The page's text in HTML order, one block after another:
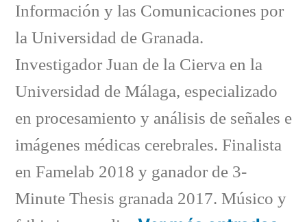
Información y las Comunicaciones por
la Universidad de Granada.
Investigador Juan de la Cierva en la
Universidad de Málaga, especializado
en procesamiento y análisis de señales e
imágenes médicas cerebrales. Finalista
en Famelab 2018 y ganador de 3-
Minute Thesis granada 2017. Músico y